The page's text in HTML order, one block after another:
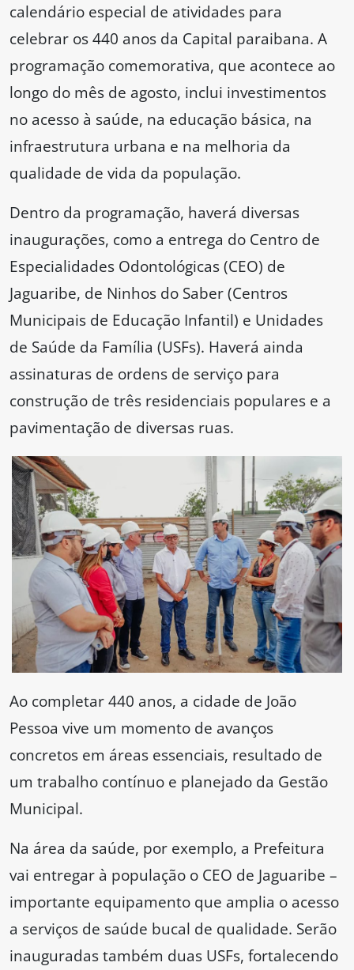
calendário especial de atividades para
celebrar os 440 anos da Capital paraibana. A
programação comemorativa, que acontece ao
longo do mês de agosto, inclui investimentos
no acesso à saúde, na educação básica, na
infraestrutura urbana e na melhoria da
qualidade de vida da população.
Dentro da programação, haverá diversas
inaugurações, como a entrega do Centro de
Especialidades Odontológicas (CEO) de
Jaguaribe, de Ninhos do Saber (Centros
Municipais de Educação Infantil) e Unidades
de Saúde da Família (USFs). Haverá ainda
assinaturas de ordens de serviço para
construção de três residenciais populares e a
pavimentação de diversas ruas.
Ao completar 440 anos, a cidade de João
Pessoa vive um momento de avanços
concretos em áreas essenciais, resultado de
um trabalho contínuo e planejado da Gestão
Municipal.
Na área da saúde, por exemplo, a Prefeitura
vai entregar à população o CEO de Jaguaribe –
importante equipamento que amplia o acesso
a serviços de saúde bucal de qualidade. Serão
inauguradas também duas USFs, fortalecendo